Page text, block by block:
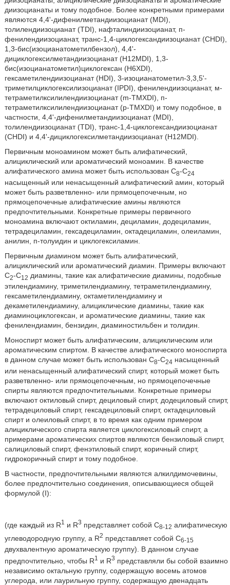
диизоцианаты и тому подобное. Более конкретными примерами
являются 4,4ʹ-дифенилметандиизоцианат (MDI),
толилендиизоцианат (TDI), нафталиндиизоцианат, п-
фенилендиизоцианат, транс-1,4-циклогександиизоцианат (CHDI),
1,3-бис(изоцианатометилбензол), 4,4ʹ-
дициклогексилметандиизоцианат (H12MDI), 1,3-
бис(изоцианатометил)циклогексан (H6XDI),
гексаметилендиизоцианат (HDI), 3-изоцианатометил-3,3,5ʹ-
триметилциклогексилизоцианат (IPDI), фенилендиизоцианат, м-
тетраметилксилилендиизоцианат (m-TMXDI), п-
тетраметилксилилендиизоцианат (p-TMXDI) и тому подобное, в
частности, 4,4ʹ-дифенилметандиизоцианат (MDI),
толилендиизоцианат (TDI), транс-1,4-циклогександиизоцианат
(CHDI) и 4,4ʹ-дициклогексилметандиизоцианат (H12MDI).
Первичным моноамином может быть алифатический,
алициклический или ароматический моноамин. В качестве
алифатического амина может быть использован С8-С24
насыщенный или ненасыщенный алифатический амин, который
может быть разветвленно- или прямоцепочечным, но
прямоцепочечные алифатические амины являются
предпочтительными. Конкретные примеры первичного
моноамина включают октиламин, дециламин, додециламин,
тетрадециламин, гексадециламин, октадециламин, олеиламин,
анилин, п-толуидин и циклогексиламин.
Первичным диамином может быть алифатический,
алициклический или ароматический диамин. Примеры включают
С2-С12 диамины, такие как алифатические диамины, подобные
этилендиамину, триметилендиамину, тетраметилендиамину,
гексаметилендиамину, октаметилендиамину и
декаметилендиамину, алициклические диамины, такие как
диаминоциклогексан, и ароматические диамины, такие как
фенилендиамин, бензидин, диаминостильбен и толидин.
Моноспирт может быть алифатическим, алициклическим или
ароматическим спиртом. В качестве алифатического моноспирта
в данном случае может быть использован С8-С24 насыщенный
или ненасыщенный алифатический спирт, который может быть
разветвленно- или прямоцепочечным, но прямоцепочечные
спирты являются предпочтительными. Конкретные примеры
включают октиловый спирт, дециловый спирт, додециловый спирт,
тетрадециловый спирт, гексадециловый спирт, октадециловый
спирт и олеиловый спирт, в то время как одним примером
алициклического спирта является циклогексиловый спирт, а
примерами ароматических спиртов являются бензиловый спирт,
салициловый спирт, фенэтиловый спирт, коричный спирт,
гидрокоричный спирт и тому подобное.
В частности, предпочтительными являются алкилдимочевины,
более предпочтительно соединения, описывающиеся общей
формулой (I):
(где каждый из R1 и R3 представляет собой C8-12 алифатическую
углеводородную группу, a R2 представляет собой С6-15
двухвалентную ароматическую группу). В данном случае
предпочтительно, чтобы R1 и R3 представляли бы собой взаимно
независимо октальную группу, содержащую восемь атомов
углерода, или лаурильную группу, содержащую двенадцать